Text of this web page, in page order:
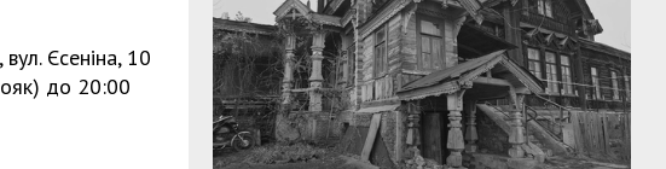
Єсеніна, 10
до 20:00